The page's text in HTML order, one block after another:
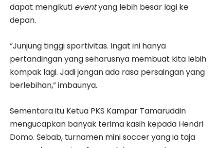
dapat mengikuti eventyang lebih besar lagi ke
depan.
“Junjung tinggi sportivitas. Ingat ini hanya
pertandingan yang seharusnya membuat kita lebih
kompak lagi. Jadi jangan ada rasa persaingan yang
berlebihan,” imbaunya.
Sementara itu Ketua PKS Kampar Tamaruddin
mengucapkan banyak terima kasih kepada Hendri
Domo. Sebab, turnamen mini soccer yang ia taja